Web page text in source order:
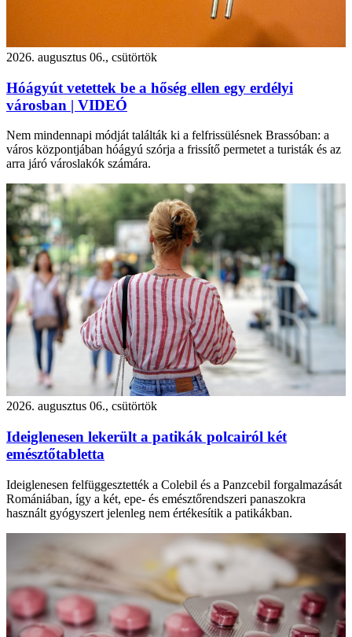
2026. augusztus 06., csütörtök
Hóágyút vetettek be a hőség ellen egy erdélyi
városban | VIDEÓ
Nem mindennapi módját találták ki a felfrissülésnek Brassóban: a
város központjában hóágyú szórja a frissítő permetet a turisták és az
arra járó városlakók számára.
2026. augusztus 06., csütörtök
Ideiglenesen lekerült a patikák polcairól két
emésztőtabletta
Ideiglenesen felfüggesztették a Colebil és a Panzcebil forgalmazását
Romániában, így a két, epe- és emésztőrendszeri panaszokra
használt gyógyszert jelenleg nem értékesítik a patikákban.